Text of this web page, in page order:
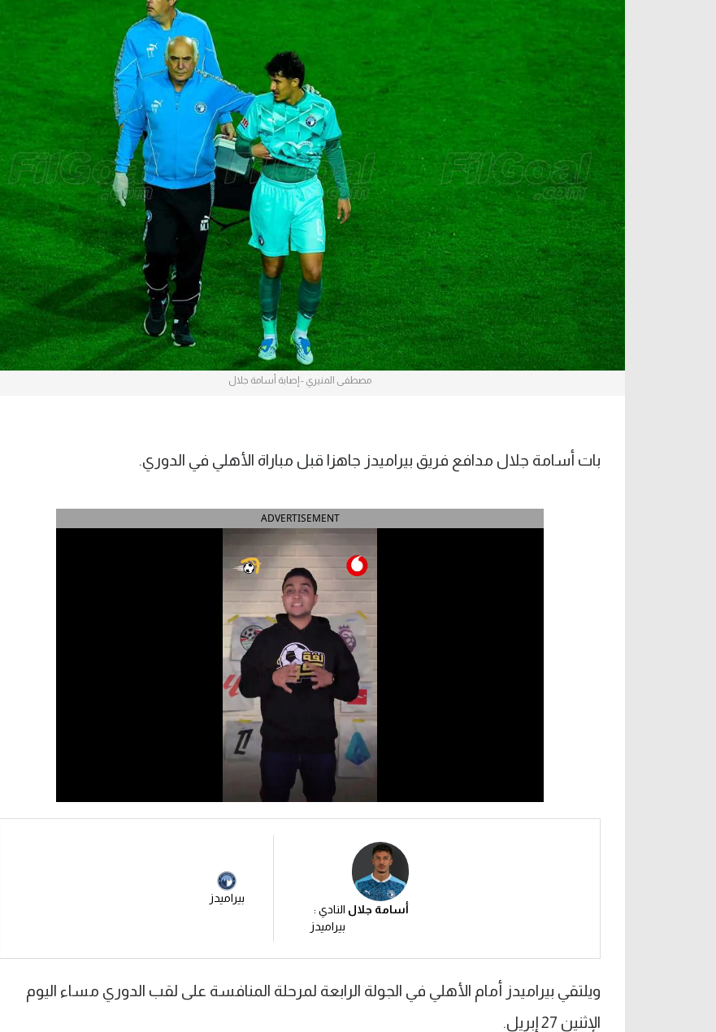
ركن الألعاب
دوري أبطال أوروبا
دوري أبطال إفريقيا
كل البطولات
دوري أبطال أوروبا
القسم الثاني
رياضات أخرى
ركن الألعاب
مصطفى المنيري - إصابة أسامة جلال
بات أسامة جلال مدافع فريق بيراميدز جاهزا قبل مباراة الأهلي في الدوري.
ADVERTISEMENT
أسامة جلال النادي :
بيراميدز
بيراميدز
ويلتقي بيراميدز أمام الأهلي في الجولة الرابعة لمرحلة المنافسة على لقب الدوري مساء اليوم
الإثنين 27 إبريل.